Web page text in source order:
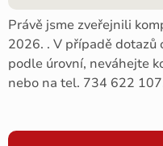
Právě jsme zveřejnili
2026. . V případě dotazů
podle úrovní, neváhejte
nebo na tel. 734 622